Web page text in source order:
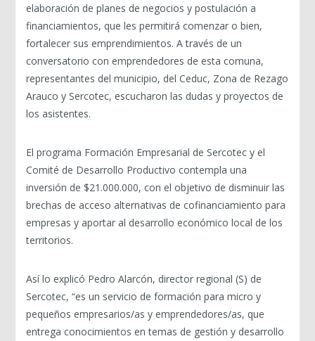
elaboración de planes de negocios y postulación a
financiamientos, que les permitirá comenzar o bien,
fortalecer sus emprendimientos. A través de un
conversatorio con emprendedores de esta comuna,
representantes del municipio, del Ceduc, Zona de Rezago
Arauco y Sercotec, escucharon las dudas y proyectos de
los asistentes.
El programa Formación Empresarial de Sercotec y el
Comité de Desarrollo Productivo contempla una
inversión de $21.000.000, con el objetivo de disminuir las
brechas de acceso alternativas de cofinanciamiento para
empresas y aportar al desarrollo económico local de los
territorios.
Así lo explicó Pedro Alarcón, director regional (S) de
Sercotec, “es un servicio de formación para micro y
pequeños empresarios/as y emprendedores/as, que
entrega conocimientos en temas de gestión y desarrollo